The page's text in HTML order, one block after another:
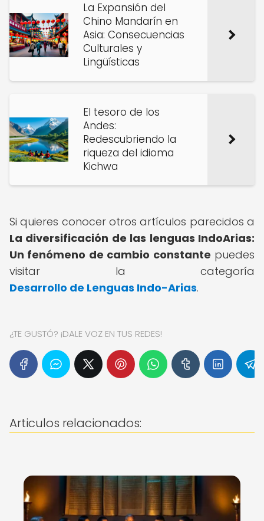
La Expansión del
Chino Mandarín en
Asia: Consecuencias
Culturales y
Lingüísticas
El tesoro de los
Andes:
Redescubriendo la
riqueza del idioma
Kichwa
Si quieres conocer otros artículos parecidos a
La diversificación de las lenguas IndoArias:
Un fenómeno de cambio constante puedes
visitar la categoría
Desarrollo de Lenguas Indo-Arias.
¿TE GUSTÓ? ¡DALE VOZ EN TUS REDES!
Articulos relacionados: